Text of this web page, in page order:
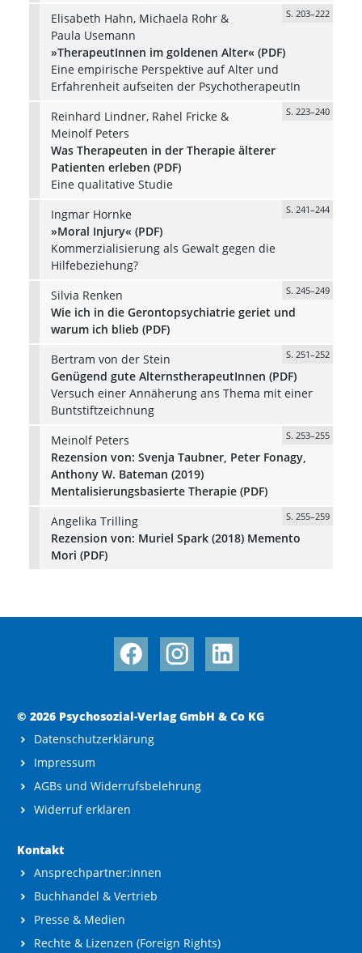
Elisabeth Hahn, Michaela Rohr &
Paula Usemann
S. 203–222
»TherapeutInnen im goldenen Alter« (PDF)
Eine empirische Perspektive auf Alter und
Erfahrenheit aufseiten der PsychotherapeutIn
Reinhard Lindner, Rahel Fricke &
Meinolf Peters
S. 223–240
Was Therapeuten in der Therapie älterer
Patienten erleben (PDF)
Eine qualitative Studie
Ingmar Hornke
S. 241–244
»Moral Injury« (PDF)
Kommerzialisierung als Gewalt gegen die
Hilfebeziehung?
Silvia Renken
S. 245–249
Wie ich in die Gerontopsychiatrie geriet und
warum ich blieb (PDF)
Bertram von der Stein
S. 251–252
Genügend gute AlternstherapeutInnen (PDF)
Versuch einer Annäherung ans Thema mit einer
Buntstiftzeichnung
Meinolf Peters
S. 253–255
Rezension von: Svenja Taubner, Peter Fonagy,
Anthony W. Bateman (2019)
Mentalisierungsbasierte Therapie (PDF)
Angelika Trilling
S. 255–259
Rezension von: Muriel Spark (2018) Memento
Mori (PDF)
© 2026 Psychosozial-Verlag GmbH & Co KG
Datenschutzerklärung
Impressum
AGBs und Widerrufsbelehrung
Widerruf erklären
Kontakt
Ansprechpartner:innen
Buchhandel & Vertrieb
Presse & Medien
Rechte & Lizenzen (Foreign Rights)